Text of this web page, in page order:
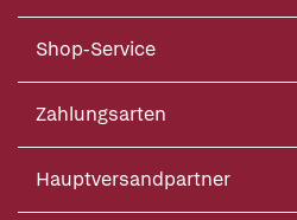
Shop-Service
Zahlungsarten
Hauptversandpartner